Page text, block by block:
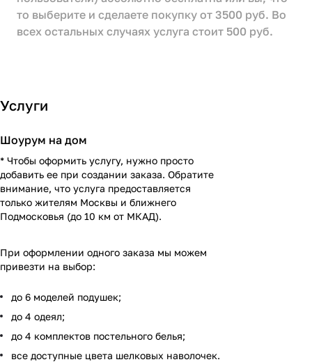
то выберите и сделаете покупку от 3500 руб. Во
всех остальных случаях услуга стоит 500 руб.
Услуги
Шоурум на дом
* Чтобы оформить услугу, нужно просто
добавить ее при создании заказа. Обратите
внимание, что услуга предоставляется
только жителям Москвы и ближнего
Подмосковья (до 10 км от МКАД).
При оформлении одного заказа мы можем
привезти на выбор:
до 6 моделей подушек;
до 4 одеял;
до 4 комплектов постельного белья;
все доступные цвета шелковых наволочек.